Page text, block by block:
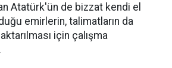
Atatürk'ün de bizzat kendi el
emirlerin, talimatların da
için çalışma